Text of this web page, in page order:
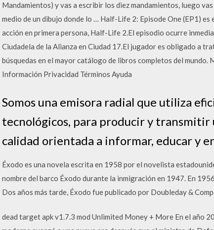
Mandamientos) y vas a escribir los diez mandamientos, luego
medio de un dibujo donde lo … Half-Life 2: Episode One (EP1)
acción en primera persona, Half-Life 2.El episodio ocurre
Ciudadela de la Alianza en Ciudad 17.El jugador es obligado a
búsquedas en el mayor catálogo de libros completos del
Información Privacidad Términos Ayuda
Somos una emisora radial que utiliza
tecnológicos, para producir y transmitir
calidad orientada a informar, educar y
Éxodo es una novela escrita en 1958 por el novelista
nombre del barco Éxodo durante la inmigración en 1947. En
Dos años más tarde, Éxodo fue publicado por Doubleday &
dead target apk v1.7.3 mod Unlimited Money + More En el año